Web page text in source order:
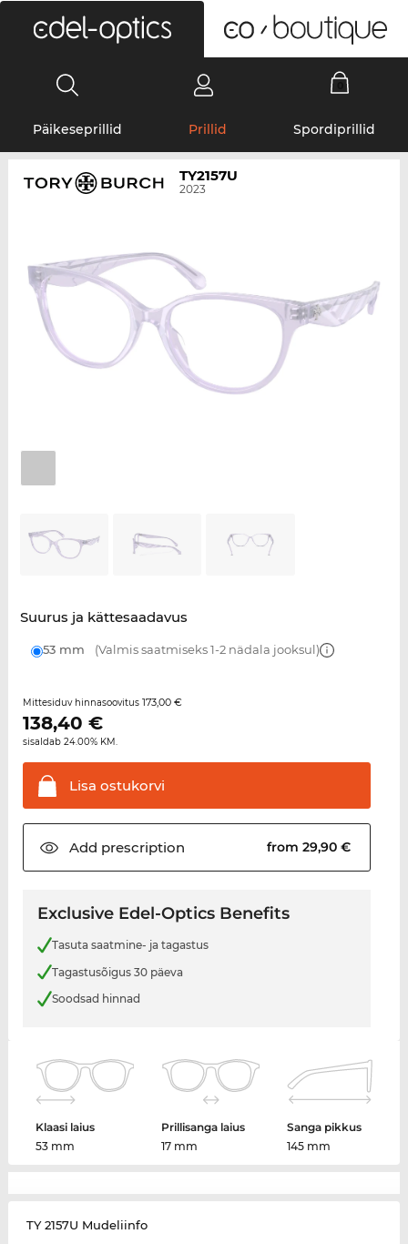
Päikeseprillid Prillid Spordiprillid
TY2157U
2023
Suurus ja kättesaadavus
53 mm (Valmis saatmiseks 1-2 nädala jooksul)
Mittesiduv hinnasoovitus 173,00 €
138,40 €
sisaldab 24.00% KM.
Lisa ostukorvi
Add prescription from 29,90 €
Exclusive Edel-Optics Benefits
Tasuta saatmine- ja tagastus
Tagastusõigus 30 päeva
Soodsad hinnad
Klaasi laius
53 mm
Prillisanga laius
17 mm
Sanga pikkus
145 mm
TY 2157U Mudeliinfo